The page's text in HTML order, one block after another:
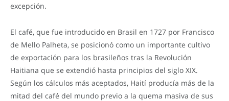
excepción.
El café, que fue introducido en Brasil en 1727 por Francisco
de Mello Palheta, se posicionó como un importante cultivo
de exportación para los brasileños tras la Revolución
Haitiana que se extendió hasta principios del siglo XIX.
Según los cálculos más aceptados, Haití producía más de la
mitad del café del mundo previo a la quema masiva de sus